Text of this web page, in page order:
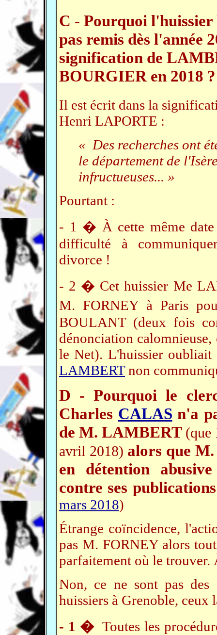
C - Pourquoi
pas remis dès l'année
signification de
BOURGIER en 2018 ?
Il est écrit dans la
Henri LAPORTE :
« Des recherches ont
le département de
infructueuses... »
Pourtant :
- 1 � À cette même
difficulté à
divorce !
- 2 � Cet huissier Me
M. FORNEY à Paris
BOULANT (deux fois
dénonciation calomnieuse,
le Net). L'huissier
LAMBERTnon
D - Pourquoi le
Charles CALAS n'a
de M. LAMBERT (que
avril 2018) alors que
en détention
contre ses
mars 2018)
Étrange coïncidence,
pas M. FORNEY alors
parfaitement où le trouver.
Non, ce ne sont pas des
huissiers à Grenoble, ceux
- 1 �Toutes les